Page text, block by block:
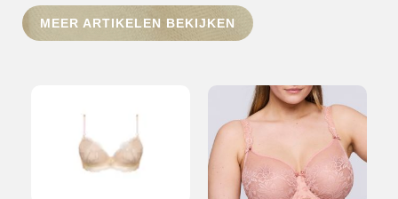
HOME
NIEUWS
MEER ARTIKELEN BEKIJKEN